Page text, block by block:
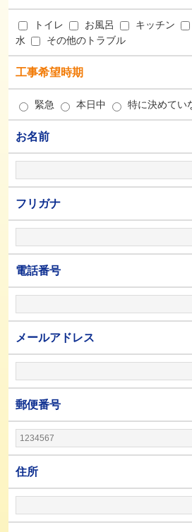
トイレ お風呂 キッチン
水
その他のトラブル
工事希望時期
緊急 本日中 特に決めてい
お名前
フリガナ
電話番号
メールアドレス
郵便番号
住所